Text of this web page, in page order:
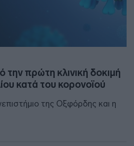
πρώτη κλινική δοκιμή
κατά του κορονοϊού
της Οξφόρδης και η